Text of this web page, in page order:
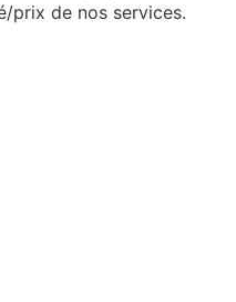
prix de nos services.